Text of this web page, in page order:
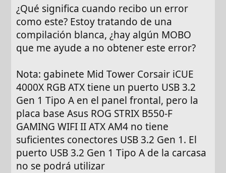
¿Qué significa cuando recibo un error
como este? Estoy tratando de una
compilación blanca, ¿hay algún MOBO
que me ayude a no obtener este error?
Nota: gabinete Mid Tower Corsair iCUE
4000X RGB ATX tiene un puerto USB 3.2
Gen 1 Tipo A en el panel frontal, pero la
placa base Asus ROG STRIX B550-F
GAMING WIFI II ATX AM4 no tiene
suficientes conectores USB 3.2 Gen 1. El
puerto USB 3.2 Gen 1 Tipo A de la carcasa
no se podrá utilizar